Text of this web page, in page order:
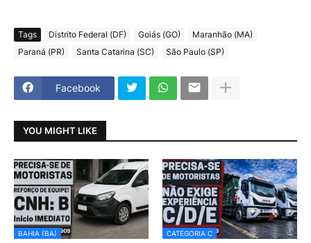
Tags Distrito Federal (DF) Goiás (GO)
Maranhão (MA)
Paraná (PR)
Santa Catarina (SC) São Paulo (SP)
Facebook
YOU MIGHT LIKE
BAHIA (BA) CATEGORIA C